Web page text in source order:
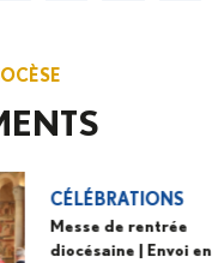
CÉLÉBRATIONS
Messe de rentrée
diocésaine | Envoi en